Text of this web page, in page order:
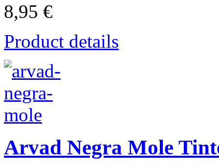
8,95 €
Product details
Arvad Negra Mole